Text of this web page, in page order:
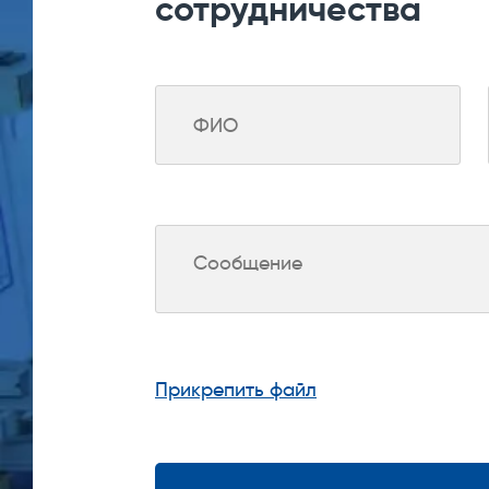
текущий момент времени и
отказах системы ЦС, с фиксацией
менее 1000 записей с циклическим
Должна быть обеспечена возможность
подобную посредством каналов Ethernet
аккумуляторную батарею и устройство
сотрудничества
Прикрепить файл